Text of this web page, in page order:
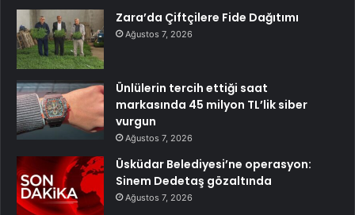
Zara’da Çiftçilere Fide Dağıtımı
Ağustos 7, 2026
Ünlülerin tercih ettiği saat
markasında 45 milyon TL’lik siber
vurgun
Ağustos 7, 2026
Üsküdar Belediyesi’ne operasyon:
Sinem Dedetaş gözaltında
Ağustos 7, 2026